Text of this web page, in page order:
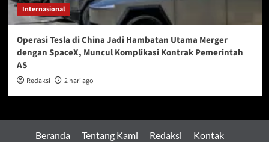
Internasional
Operasi Tesla di China Jadi Hambatan Utama Merger
dengan SpaceX, Muncul Komplikasi Kontrak Pemerintah
AS
Redaksi 2 hari ago
Beranda Tentang Kami Redaksi
Kontak